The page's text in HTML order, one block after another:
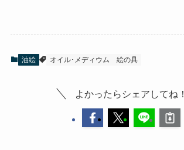
油絵 オイル･メディウム 絵の具
よかったらシェアしてね！